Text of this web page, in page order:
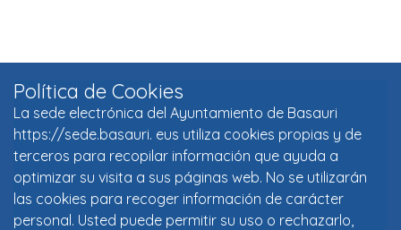
Política de Cookies
La sede electrónica del Ayuntamiento de Basauri
https://sede.basauri. eus utiliza cookies propias y de
terceros para recopilar información que ayuda a
optimizar su visita a sus páginas web. No se utilizarán
las cookies para recoger información de carácter
personal. Usted puede permitir su uso o rechazarlo,